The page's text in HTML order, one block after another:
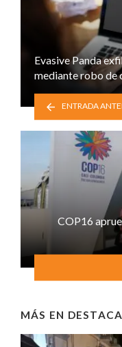
Evasive Panda
mediante robo de
ENTRADA
COP16
MÁS EN